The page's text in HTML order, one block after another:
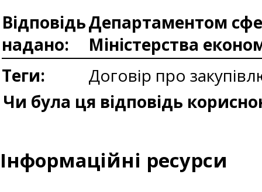
Відповідь
надано:
Департаментом
Міністерства
Теги:
Договір про
Чи була ця відповідь
Інформаційні ресурси